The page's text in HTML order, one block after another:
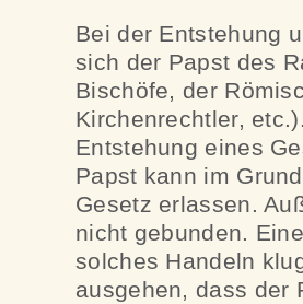
Bei der Entstehung
sich der Papst des
Bischöfe, der
Kirchenrechtler,
Entstehung eines
Papst kann im
Gesetz erlassen.
nicht gebunden.
solches Handeln
ausgehen, dass der